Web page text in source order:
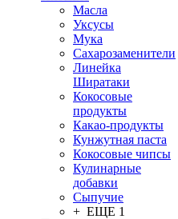
Масла
Уксусы
Мука
Сахарозаменители
Линейка
Ширатаки
Кокосовые
продукты
Какао-продукты
Кунжутная паста
Кокосовые чипсы
Кулинарные
добавки
Сыпучие
+ ЕЩЕ 1